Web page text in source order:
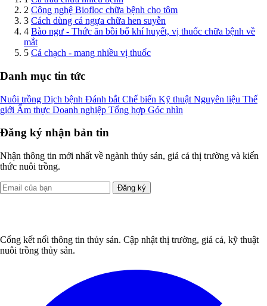
2 Công nghệ Biofloc chữa bệnh cho tôm
3 Cách dùng cá ngựa chữa hen suyễn
4 Bào ngư - Thức ăn bồi bổ khí huyết, vị thuốc chữa bệnh về
mắt
5 Cá chạch - mang nhiều vị thuốc
Danh mục tin tức
Nuôi trồng Dịch bệnh Đánh bắt Chế biến Kỹ thuật Nguyên liệu Thế
giới Ẩm thực Doanh nghiệp Tổng hợp Góc nhìn
Đăng ký nhận bản tin
Nhận thông tin mới nhất về ngành thủy sản, giá cả thị trường và kiến
thức nuôi trồng.
Đăng ký
Cổng kết nối thông tin thủy sản. Cập nhật thị trường, giá cả, kỹ thuật
nuôi trồng thủy sản.